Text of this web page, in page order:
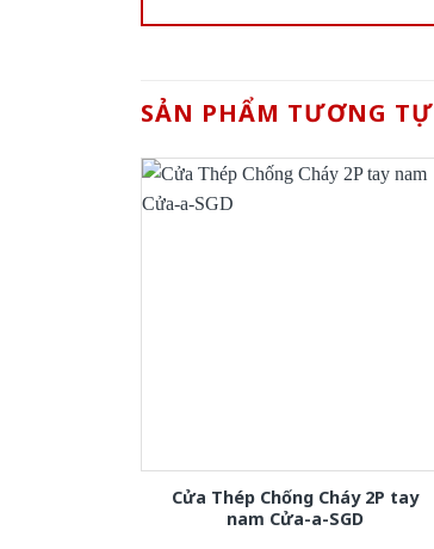
SẢN PHẨM TƯƠNG TỰ
Cửa Thép Chống Cháy 2P tay
nam Cửa-a-SGD